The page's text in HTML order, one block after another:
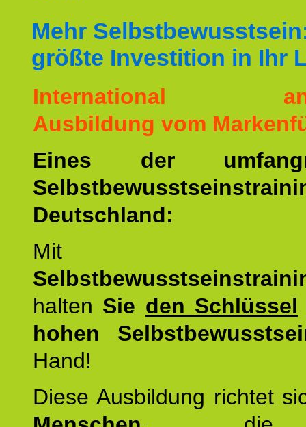
Mehr
größte Investition in Ihr
International
Ausbildung vom
Eines der
Deutschland:
Mit
halten Sie den Schlüssel
hohen
Hand!
Diese Ausbildung richtet